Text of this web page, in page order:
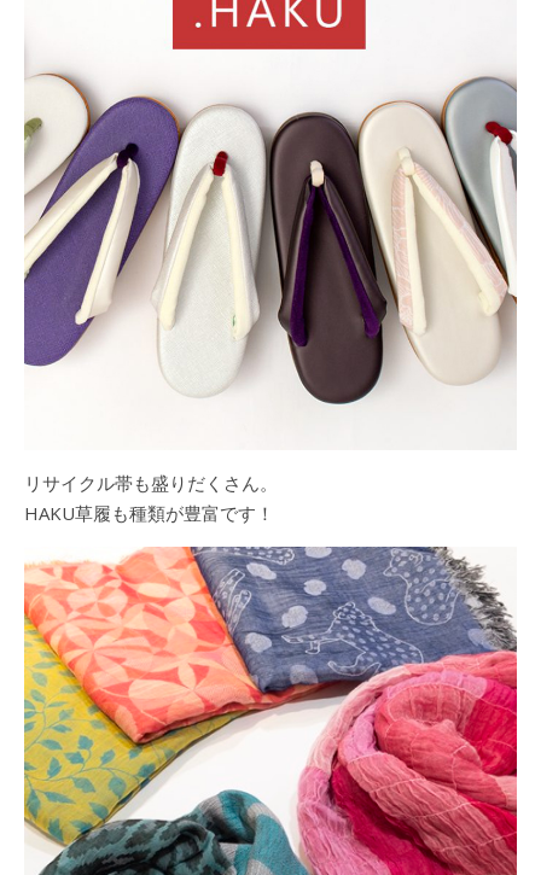
リサイクル帯も盛りだくさん。
HAKU草履も種類が豊富です！